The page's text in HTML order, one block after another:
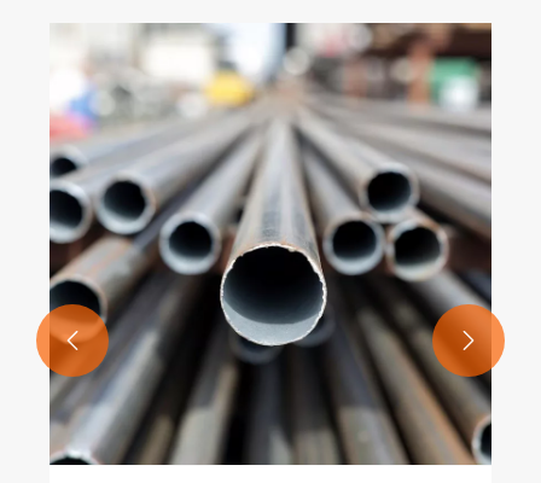
শিল্প ফ্লোরিং এবং অবকাঠামো প্রকল্পগুলির জন্য কেন
গ্যালভানাইজড স্টিল সবচেয়ে স্মার্ট পছন্দ গ্র্যাটিং করছে
আরো দেখুন >>
 